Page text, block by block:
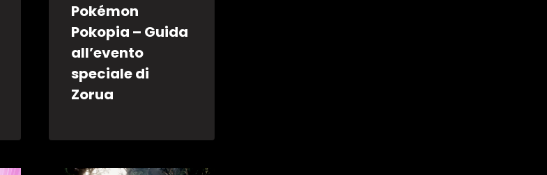
Pokémon
Pokopia – Guida
all’evento
speciale di
Zorua